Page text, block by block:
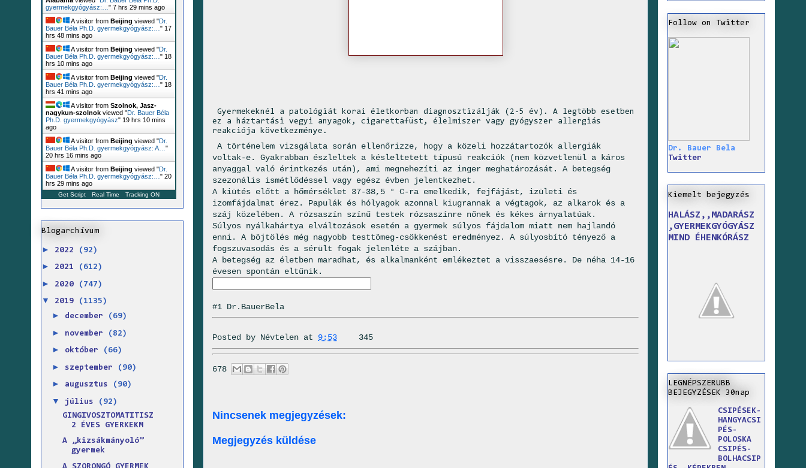
Gyermekeknél a patológiát korai életkorban diagnosztizálják (2-5 év). A legtöbb esetben
ez a háztartási vegyi anyagok, cigarettafüst, élelmiszer vagy gyógyszer allergiás
reakciója következménye.
A történelem vizsgálata során ellenőrizze, hogy a közeli hozzátartozók allergiák
voltak-e. Gyakrabban észleltek a késleltetett típusú reakciók (nem közvetlenül a káros
anyaggal való érintkezés után), ami megnehezíti az inger meghatározását. A betegség
szezonális ismétlődéssel vagy egész évben jelentkezhet.
A kiütés előtt a hőmérséklet 37-38,5 ° C-ra emelkedik, fejfájást, izületi és
izomfájdalmat érez. Papulák és hólyagok azonnal kiugrannak a végtagok, az alkarok és a
száj közelében. A rózsaszín színű testek rózsaszínre nőnek és kékes árnyalatúak.
Súlyos nyálkahártya elváltozások esetén a gyermek súlyos fájdalom miatt nem hajlandó
enni. A böjtölés még nagyobb testtömeg-csökkenést eredményez. A súlyosbító tényező a
fogszuvasodás és a sérült fogak jelenléte a szájban.
A betegség az életben maradhat, és alkalmanként emlékeztet a visszaesésre. De néha 14-16
évesen spontán eltűnik.
#1 Dr.BauerBela
Posted by Névtelen at 9:53 345
678
Nincsenek megjegyzések:
Megjegyzés küldése
gyermekgyógyász:… " 7 hrs 29 mins ago
A visitor from Beijing viewed "Dr.
Bauer Béla Ph.D. gyermekgyógyász:… " 17
hrs 48 mins ago
A visitor from Beijing viewed "Dr.
Bauer Béla Ph.D. gyermekgyógyász:… " 18
hrs 10 mins ago
A visitor from Beijing viewed "Dr.
Bauer Béla Ph.D. gyermekgyógyász:… " 18
hrs 41 mins ago
A visitor from Szolnok, Jasz-
nagykun-szolnok viewed "Dr. Bauer Béla
Ph.D. gyermekgyógyász" 19 hrs 10 mins
ago
A visitor from Beijing viewed "Dr.
Bauer Béla Ph.D. gyermekgyógyász: A… "
20 hrs 16 mins ago
A visitor from Beijing viewed "Dr.
Bauer Béla Ph.D. gyermekgyógyász:… " 20
hrs 29 mins ago
Get Script Real Time Tracking ON
Blogarchívum
► 2022 (92)
► 2021 (612)
► 2020 (747)
▼ 2019 (1135)
► december (69)
► november (82)
► október (66)
► szeptember (90)
► augusztus (90)
▼ július
(92)
GINGIVOSZTOMATITISZ
2 ÉVES GYERKEKM
A „kizsákmányoló”
gyermek
Follow on Twitter
Dr. Bauer Bela
Twitter
Kiemelt bejegyzés
HALÁSZ,,MADARÁSZ
,GYERMEKGYÓGYÁSZ
MIND ÉHENKÓRÁSZ
LEGNÉPSZERUBB
BEJEGYZÉSEK 30nap
CSIPÉSEK-
HANGYACSI
PÉS-
POLOSKA
CSIPÉS-
BOLHACSIP